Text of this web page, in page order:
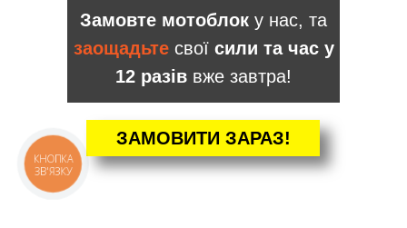
ЗАМОВИТИ ЗАРАЗ!
Замовте мотоблок у нас, та
заощадьтесвої сили та час у
12 разів вже завтра!
КАТАЛОГ
КНОПКА
ЗВ'ЯЗКУ